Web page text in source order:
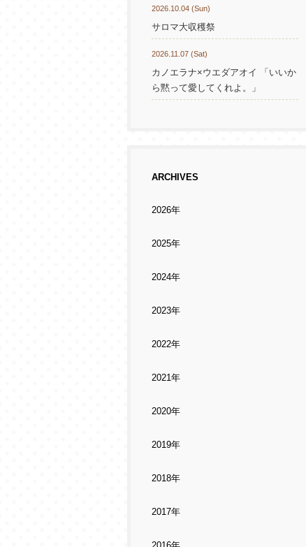
2026.10.04 (Sun)
サロマ大収穫祭
2026.11.07 (Sat)
カノエラナ×ウエダアオイ 「いいか
ら黙って愛してくれよ。」
ARCHIVES
2026年
2025年
2024年
2023年
2022年
2021年
2020年
2019年
2018年
2017年